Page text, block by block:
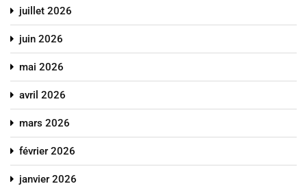
juillet 2026
juin 2026
mai 2026
avril 2026
mars 2026
février 2026
janvier 2026